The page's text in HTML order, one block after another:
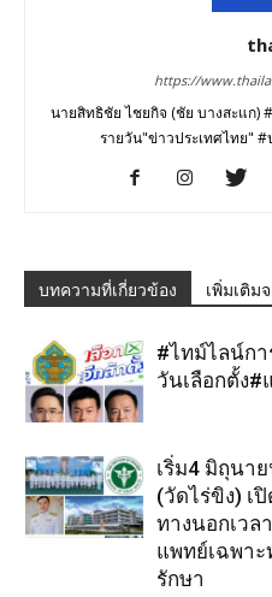
https://
นายสิทธิชัย ไชยกิจ (ชัย บางสะแก)
รายวัน"ข่าวประเทศไทย"
บทความที่เกี่ยวข้อง เพิ่มเติม
#ไทม์ไลน์กา
วันเลือกตั้ง
เริ่ม4 มิถุนา
(วัดไร่ขิง) เ
ทางนอกเวล
แพทย์เฉพาะ
รักษา